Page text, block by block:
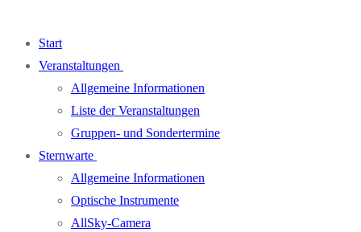
Start
Veranstaltungen
Allgemeine Informationen
Liste der Veranstaltungen
Gruppen- und Sondertermine
Sternwarte
Allgemeine Informationen
Optische Instrumente
AllSky-Camera